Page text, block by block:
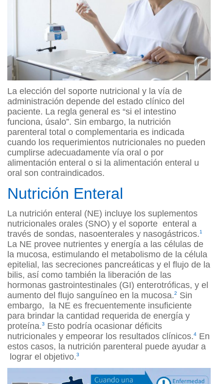
La elección del soporte nutricional y la vía de
administración depende del estado clínico del
paciente. La regla general es “si el intestino
funciona, úsalo”. Sin embargo, la nutrición
parenteral total o complementaria es indicada
cuando los requerimientos nutricionales no pueden
cumplirse adecuadamente vía oral o por
alimentación enteral o si la alimentación enteral u
oral son contraindicados.
Nutrición Enteral
La nutrición enteral (NE) incluye los suplementos
nutricionales orales (SNO) y el soporte enteral a
través de sondas, nasoenterales y nasogástricos.1
La NE provee nutrientes y energía a las células de
la mucosa, estimulando el metabolismo de la célula
epitelial, las secreciones pancreáticas y el flujo de la
bilis, así como también la liberación de las
hormonas gastrointestinales (GI) enterotróficas, y el
aumento del flujo sanguíneo en la mucosa.2
Sin
embargo, la NE es frecuentemente insuficiente
para brindar la cantidad requerida de energía y
proteína.3
Esto podría ocasionar déficits
nutricionales y empeorar los resultados clínicos.4 En
estos casos, la nutrición parenteral puede ayudar a
lograr el objetivo.3